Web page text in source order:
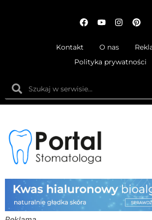
Kontakt O nas
Polityka prywatności